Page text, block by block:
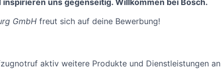
uns gegenseitig. Willkommen bei Bosch.
GmbH freut sich auf deine Bewerbung!
aktiv weitere Produkte und Dienstleistungen an